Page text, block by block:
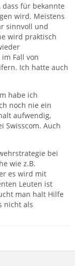
dass für bekannte
wird. Meistens
sinnvoll und
wird praktisch
Fall von
Ich hatte auch
habe ich
noch nie ein
aufwendig,
Swisscom. Auch
bei
wie z.B.
es wird mit
Leuten ist
man halt Hilfe
nicht als